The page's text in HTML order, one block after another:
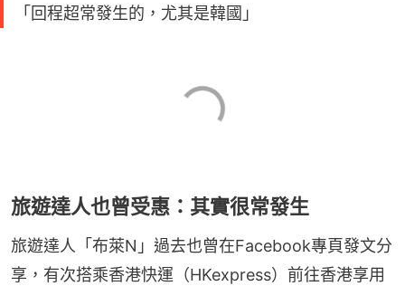
「回程超常發生的，尤其是韓國」
旅遊達人也曾受惠：其實很常發生
旅遊達人「布萊N」過去也曾在Facebook專頁發文分
享，有次搭乘香港快運（HKexpress）前往香港享用